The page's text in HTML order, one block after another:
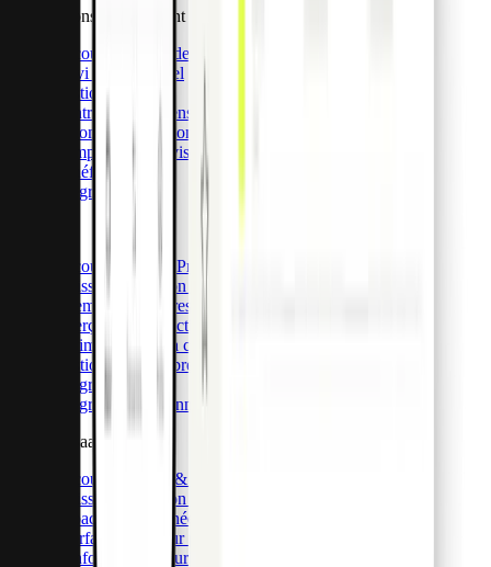
Applications de Paiement
Découvrez Apps de Paiement
Suivi en temps réel
Gestion des reçus
Contrôle des dépenses
Automatisations comptables
Comptes multidevises
Bénéfices
Intégrations
Découvrez Pliant Pro API
Émission et gestion de cartes
Virements bancaires internationaux
Aperçu des transactions
Optimisation de la comptabilité
Gestion des membres
Intégrations
Intégrations personnalisées
CaaS & BaaS
Découvrez CaaS & BaaS
Émission et gestion de cartes
Capacités de données avancées
Interface utilisateur prête à l'emploi
Conformité et sécurité